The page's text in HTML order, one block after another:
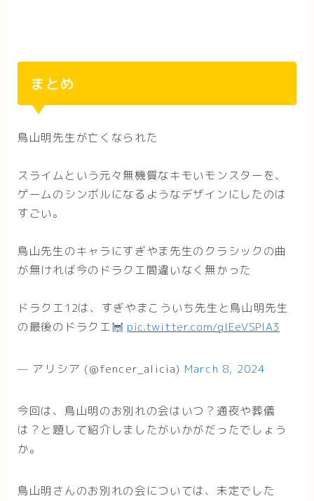
まとめ
鳥山明先生が亡くなられた
スライムという元々無機質なキモいモンスターを、
ゲームのシンボルになるようなデザインにしたのは
すごい。
鳥山先生のキャラにすぎやま先生のクラシックの曲
が無ければ今のドラクエ間違いなく無かった
ドラクエ12は、すぎやまこういち先生と鳥山明先生
の最後のドラクエ
pic.twitter.com/glEeVSPIA3
— アリシア (@fencer_alicia) March 8, 2024
今回は、鳥山明のお別れの会はいつ？通夜や葬儀
は？と題して紹介しましたがいかがだったでしょう
か。
鳥山明さんのお別れの会については、未定でした